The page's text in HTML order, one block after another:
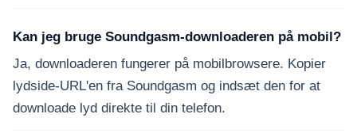
Kan jeg bruge Soundgasm-downloaderen på mobil?
Ja, downloaderen fungerer på mobilbrowsere. Kopier
lydside-URL'en fra Soundgasm og indsæt den for at
downloade lyd direkte til din telefon.